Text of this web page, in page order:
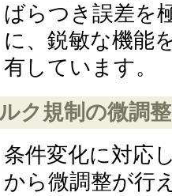
ばらつき誤差を
に、鋭敏な機能
有しています。
ルク規制の微調
条件変化に対応
から微調整が行